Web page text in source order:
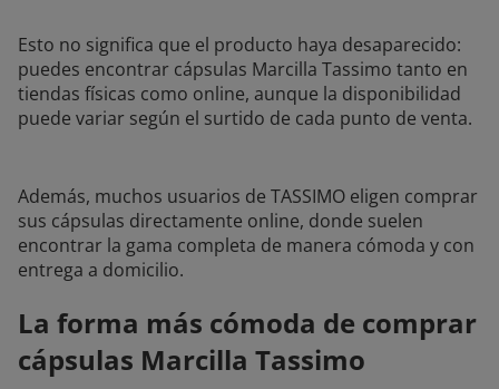
Esto no significa que el producto haya desaparecido:
puedes encontrar cápsulas Marcilla Tassimo tanto en
tiendas físicas como online, aunque la disponibilidad
puede variar según el surtido de cada punto de venta.
Además, muchos usuarios de TASSIMO eligen comprar
sus cápsulas directamente online, donde suelen
encontrar la gama completa de manera cómoda y con
entrega a domicilio.
La forma más cómoda de comprar
cápsulas Marcilla Tassimo